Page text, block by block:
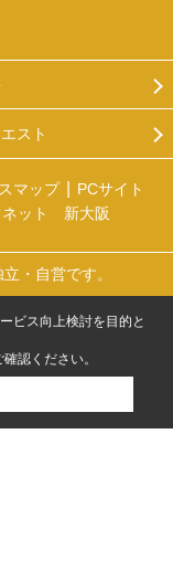
スト
マップ
PCサイト
ネット 新大阪
・自営です。
ビス向上検討を目的と
確認ください。